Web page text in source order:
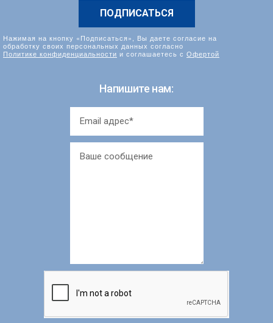
Нажимая на кнопку «Подписаться», Вы даете согласие на
обработку своих персональных данных согласно
Политике конфиденциальности и соглашаетесь с Офертой
Напишите нам: